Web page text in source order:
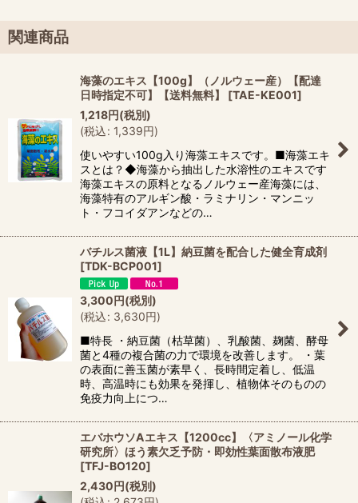
関連商品
海藻のエキス【100g】（ノルウェー産）【配達
日時指定不可】【送料無料】
[TAE-KE001]
1,218円(税別)
(税込: 1,339円)
使いやすい100g入り海藻エキスです。■海藻エキ
スとは？◆海藻から抽出した水溶性のエキスです
海藻エキスの原料となるノルウェー産海藻には、
海藻特有のアルギン酸・ラミナリン・マンニッ
ト・フコイダアンなどの…
バチルス菌液【1L】納豆菌を配合した健全育成剤
[TDK-BCP001]
3,300円(税別)
(税込: 3,630円)
■特長 ・納豆菌（枯草菌）、乳酸菌、麹菌、酵母
菌と4種の複合菌の力で環境を改善します。 ・葉
の表面に善玉菌が素早く、長時間定着し、低温
時、高温時にも効果を発揮し、植物体そのものの
免疫力向上につ…
エバホウソAエキス【1200cc】〈アミノール化学
研究所〉ほう素欠乏予防・即効性葉面散布液肥
[TFJ-BO120]
2,430円(税別)